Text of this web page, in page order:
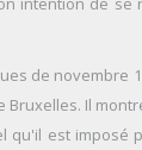
de novembre
Il
est imposé